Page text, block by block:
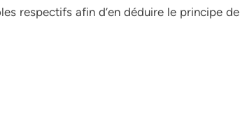
respectifs afin d’en déduire le principe de